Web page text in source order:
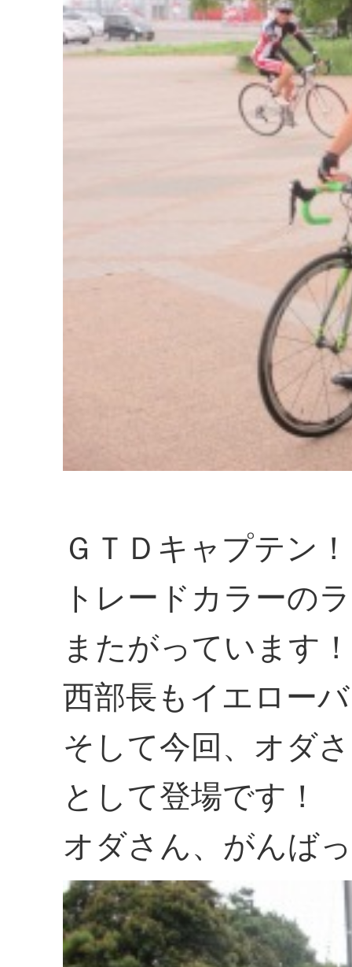
ＧＴＤキャプテン！
トレードカラーの
またがっています！
西部長もイエロー
そして今回、オダ
として登場です！
オダさん、がんば